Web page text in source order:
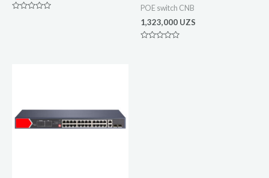
POE switch CNB
1,323,000 UZS